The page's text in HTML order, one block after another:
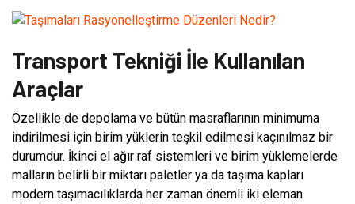
Transport Tekniği İle Kullanılan
Araçlar
Özellikle de depolama ve bütün masraflarının minimuma
indirilmesi için birim yüklerin teşkil edilmesi kaçınılmaz bir
durumdur. İkinci el ağır raf sistemleri ve birim yüklemelerde
malların belirli bir miktarı paletler ya da taşıma kapları
modern taşımacılıklarda her zaman önemli iki eleman